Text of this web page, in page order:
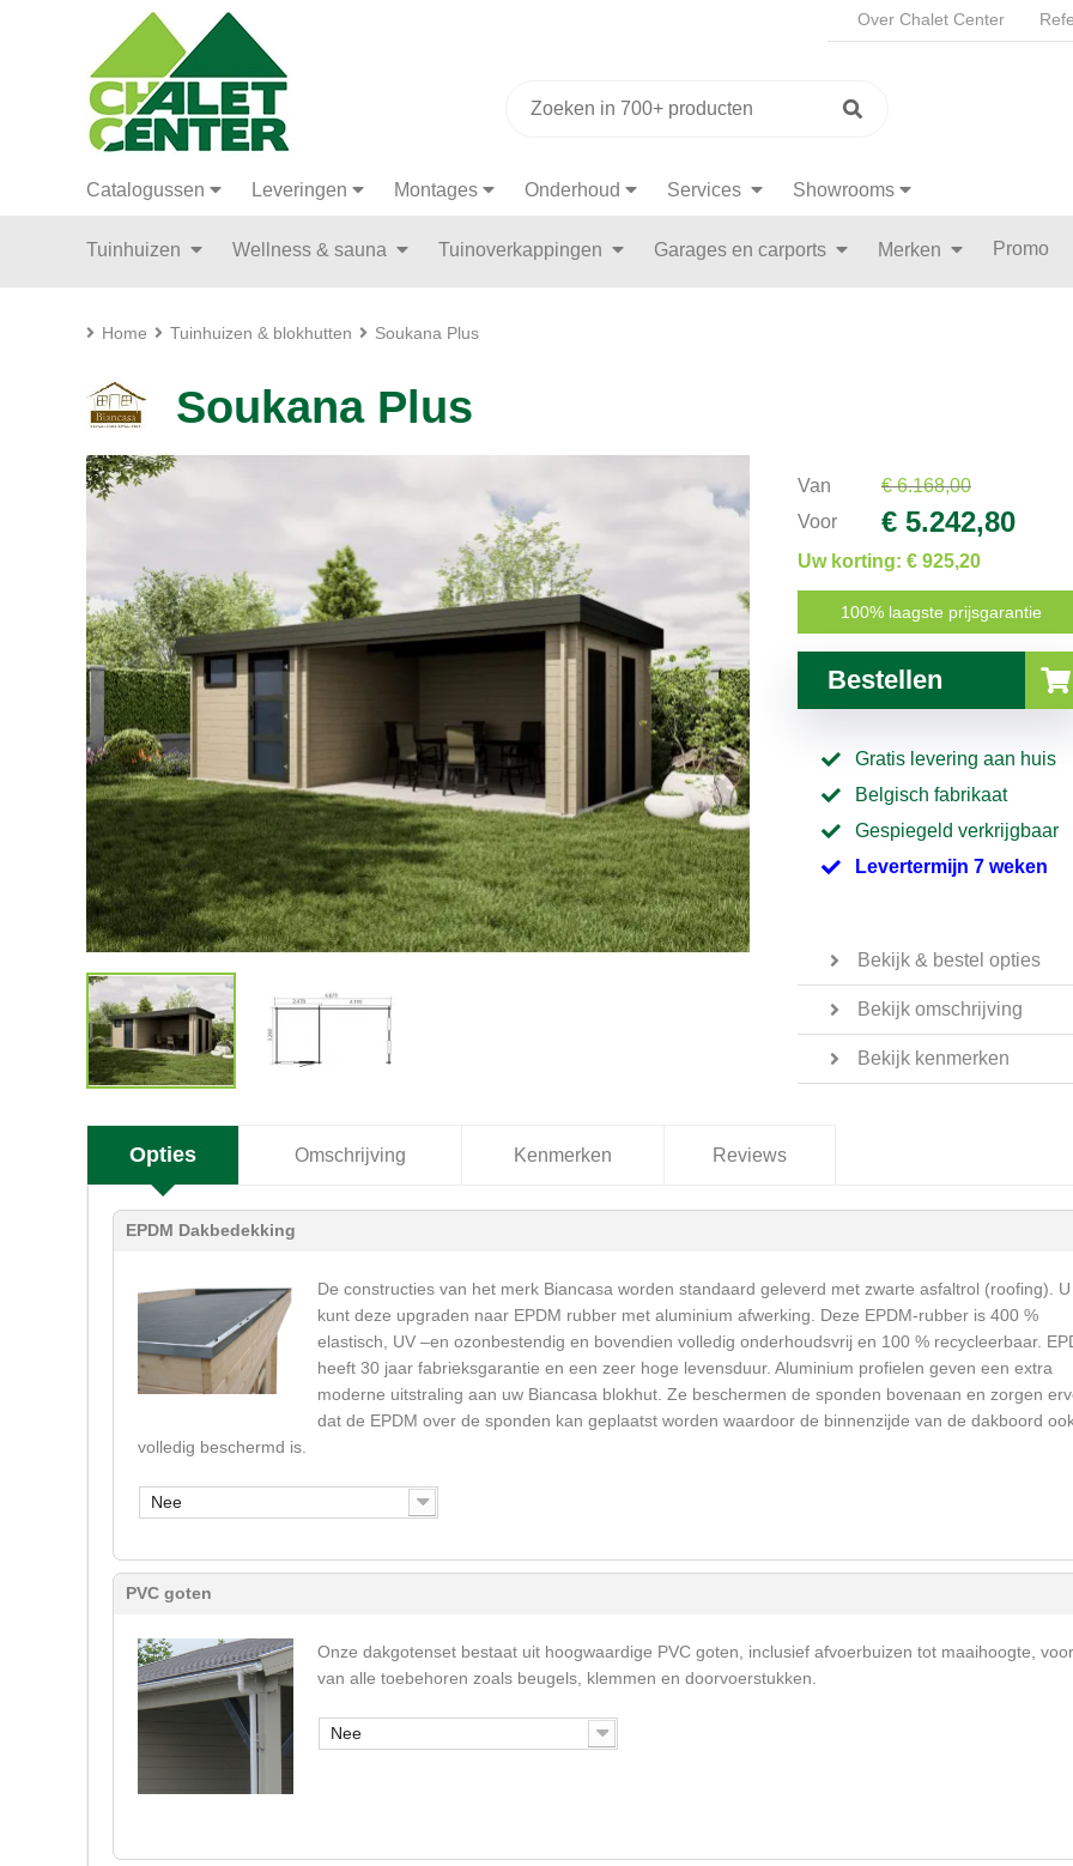
Over Chalet Center
Catalogussen Leveringen Montages Onderhoud Services Showrooms
Tuinhuizen Wellness & sauna Tuinoverkappingen Garages en carports Merken Promo
Home Tuinhuizen & blokhutten Soukana Plus
Soukana Plus
Van
€ 6.168,00
Voor
€ 5.242,80
Uw korting: € 925,20
100% laagste prijsgarantie
Bestellen
Gratis levering aan huis
Belgisch fabrikaat
Gespiegeld verkrijgbaar
Levertermijn 7 weken
Bekijk & bestel opties
Bekijk omschrijving
Bekijk kenmerken
Opties Omschrijving Kenmerken Reviews
EPDM Dakbedekking
De constructies van het merk Biancasa worden standaard geleverd met zwarte asfaltrol (roofing). U
kunt deze upgraden naar EPDM rubber met aluminium afwerking. Deze EPDM-rubber is 400 %
elastisch, UV –en ozonbestendig en bovendien volledig onderhoudsvrij en 100 % recycleerbaar.
heeft 30 jaar fabrieksgarantie en een zeer hoge levensduur. Aluminium profielen geven een extra
moderne uitstraling aan uw Biancasa blokhut. Ze beschermen de sponden bovenaan en zorgen
dat de EPDM over de sponden kan geplaatst worden waardoor de binnenzijde van de dakboord
volledig beschermd is.
Nee
PVC goten
Onze dakgotenset bestaat uit hoogwaardige PVC goten, inclusief afvoerbuizen tot maaihoogte,
van alle toebehoren zoals beugels, klemmen en doorvoerstukken.
Nee